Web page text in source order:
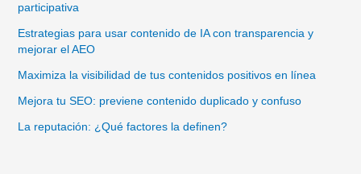
participativa
Estrategias para usar contenido de IA con transparencia y
mejorar el AEO
Maximiza la visibilidad de tus contenidos positivos en línea
Mejora tu SEO: previene contenido duplicado y confuso
La reputación: ¿Qué factores la definen?